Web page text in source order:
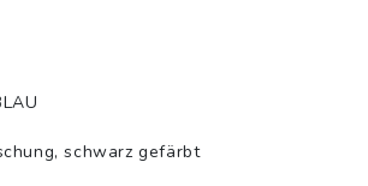
schwarz gefärbt